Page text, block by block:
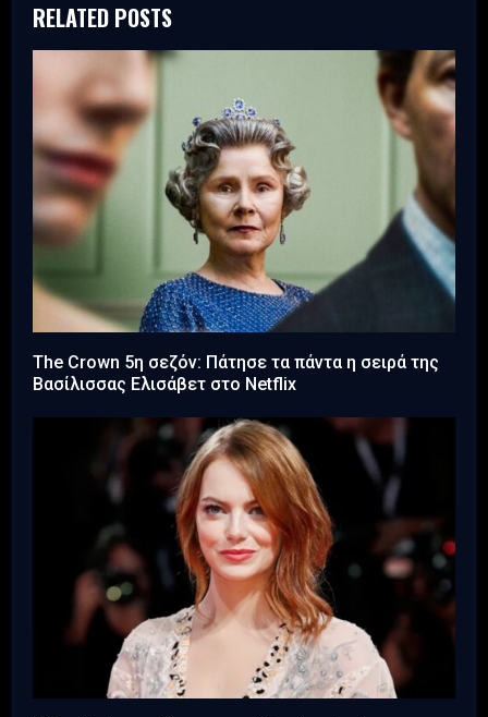
RELATED POSTS
The Crown 5η σεζόν: Πάτησε τα πάντα η σειρά της
Βασίλισσας Ελισάβετ στο Netflix